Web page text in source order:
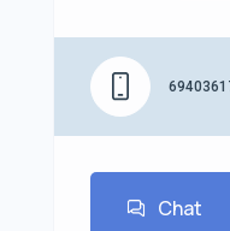
Chat